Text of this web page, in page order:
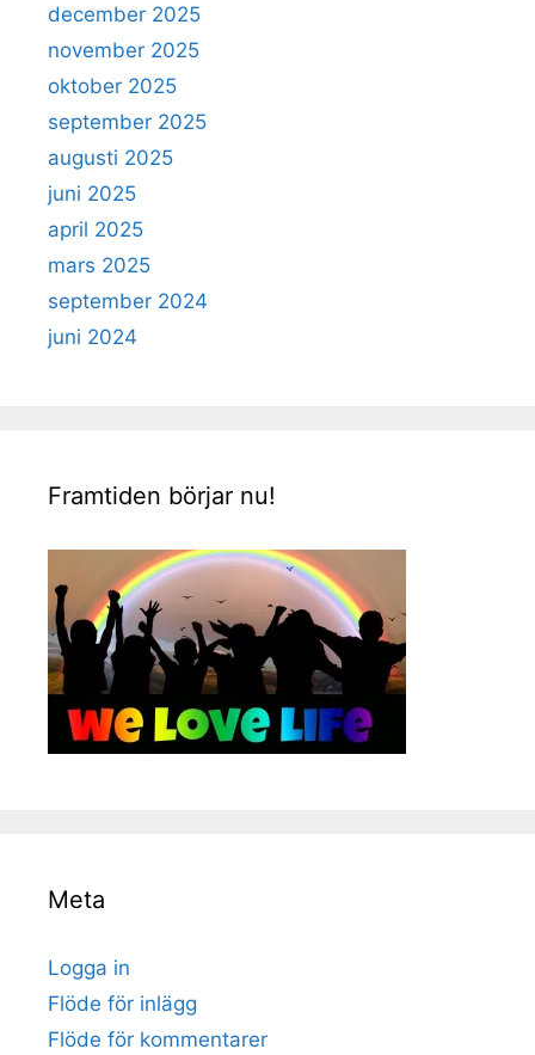
december 2025
november 2025
oktober 2025
september 2025
augusti 2025
juni 2025
april 2025
mars 2025
september 2024
juni 2024
Framtiden börjar nu!
Meta
Logga in
Flöde för inlägg
Flöde för kommentarer